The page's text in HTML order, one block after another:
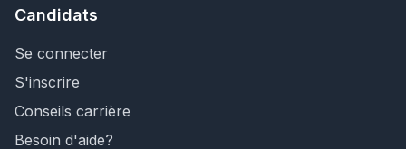
Candidats
Se connecter
S'inscrire
Conseils carrière
Besoin d'aide?